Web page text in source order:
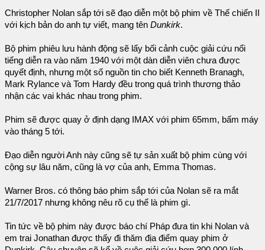
Christopher Nolan sắp tới sẽ đạo diễn một bộ phim về Thế chiến II
với kịch bản do anh tự viết, mang tên Dunkirk.
Bộ phim phiêu lưu hành động sẽ lấy bối cảnh cuộc giải cứu nổi
tiếng diễn ra vào năm 1940 với một dàn diễn viên chưa được
quyết định, nhưng một số nguồn tin cho biết Kenneth Branagh,
Mark Rylance và Tom Hardy đều trong quá trình thương thảo
nhận các vai khác nhau trong phim.
Phim sẽ được quay ở định dạng IMAX với phim 65mm, bấm máy
vào tháng 5 tới.
Đạo diễn người Anh này cũng sẽ tự sản xuất bộ phim cùng với
cộng sự lâu năm, cũng là vợ của anh, Emma Thomas.
Warner Bros. có thông báo phim sắp tới của Nolan sẽ ra mắt
21/7/2017 nhưng không nêu rõ cụ thể là phim gì.
Tin tức về bộ phim này được báo chí Pháp đưa tin khi Nolan và
em trai Jonathan được thấy đi thăm địa điểm quay phim ở